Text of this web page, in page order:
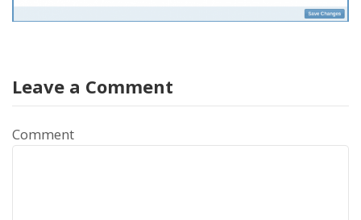
Leave a Comment
Comment